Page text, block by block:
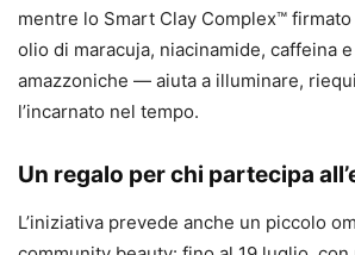
mentre lo Smart Clay Complex™
olio di maracuja, niacinamide, caffeina
amazzoniche — aiuta a illuminare,
l’incarnato nel tempo.
Un regalo per chi partecipa
L’iniziativa prevede anche un piccolo